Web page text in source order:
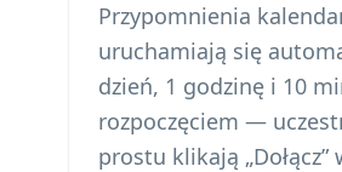
Przypomnienia
uruchamiają się
dzień, 1 godzinę i 10
rozpoczęciem —
prostu klikają „Dołącz”